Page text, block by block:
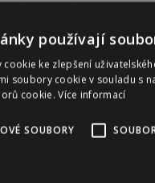
“ekonom” Mars v
smyslu poněkud
se už naučil.
kolem 8.5. Zde se
zasvětí do mnohých
Málokdo z nás může říci,
více ve svých
používají
ke zlepšení
soubory cookie v souladu s
cookie.Více informací
SOUBORY